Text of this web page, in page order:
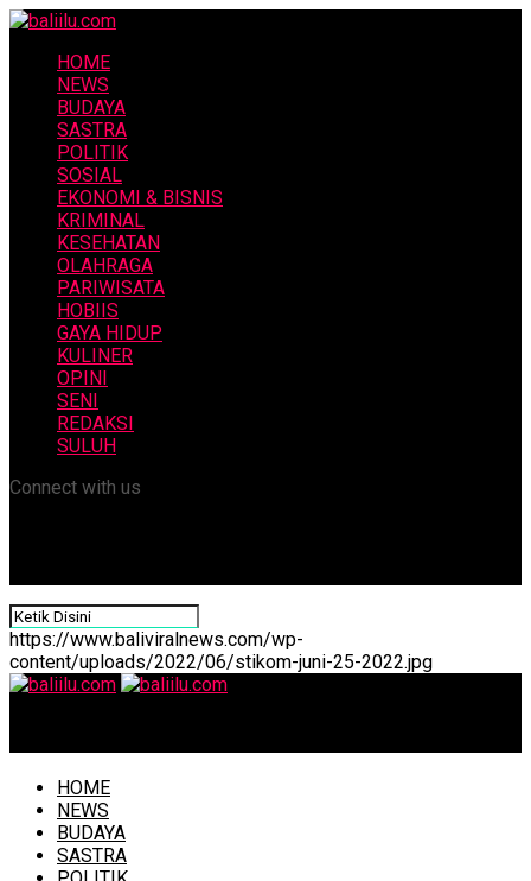
HOME
NEWS
BUDAYA
SASTRA
POLITIK
SOSIAL
EKONOMI & BISNIS
KRIMINAL
KESEHATAN
OLAHRAGA
PARIWISATA
HOBIIS
GAYA HIDUP
KULINER
OPINI
SENI
REDAKSI
SULUH
Connect with us
https://www.baliviralnews.com/wp-
content/uploads/2022/06/stikom-juni-25-2022.jpg
HOME
NEWS
BUDAYA
SASTRA